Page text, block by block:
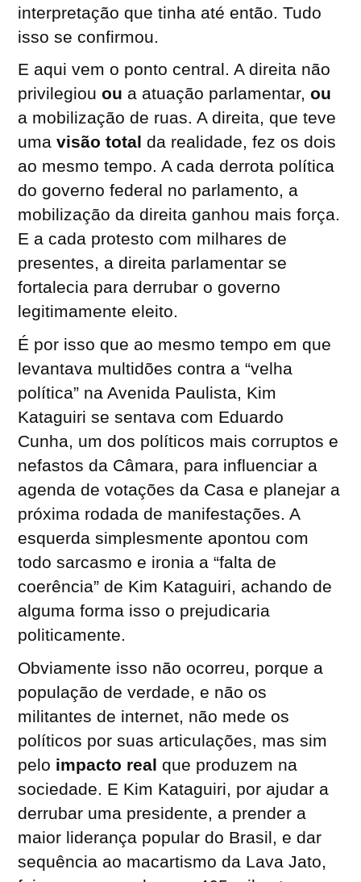
interpretação que tinha até então. Tudo
isso se confirmou.
E aqui vem o ponto central. A direita não
privilegiouou a atuação parlamentar,ou
a mobilização de ruas. A direita, que teve
umavisão totalda realidade, fez os dois
ao mesmo tempo. A cada derrota política
do governo federal no parlamento, a
mobilização da direita ganhou mais força.
E a cada protesto com milhares de
presentes, a direita parlamentar se
fortalecia para derrubar o governo
legitimamente eleito.
É por isso que ao mesmo tempo em que
levantava multidões contra a “velha
política” na Avenida Paulista, Kim
Kataguiri se sentava com Eduardo
Cunha, um dos políticos mais corruptos e
nefastos da Câmara, para influenciar a
agenda de votações da Casa e planejar a
próxima rodada de manifestações. A
esquerda simplesmente apontou com
todo sarcasmo e ironia a “falta de
coerência” de Kim Kataguiri, achando de
alguma forma isso o prejudicaria
politicamente.
Obviamente isso não ocorreu, porque a
população de verdade, e não os
militantes de internet, não mede os
políticos por suas articulações, mas sim
pelo impacto realque produzem na
sociedade. E Kim Kataguiri, por ajudar a
derrubar uma presidente, a prender a
maior liderança popular do Brasil, e dar
sequência ao macartismo da Lava Jato,